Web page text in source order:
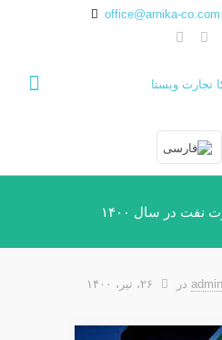
office@arnika-co.com
در سال ۱۴۰۰
در ۲۶، تیر، ۱۴۰۰